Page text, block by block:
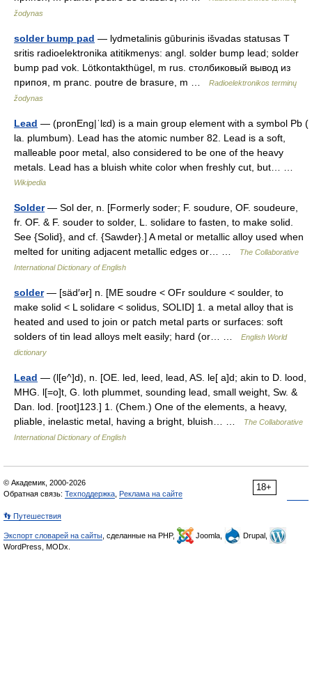
žodynas
solder bump pad — lydmetalinis gūburinis išvadas statusas T
sritis radioelektronika atitikmenys: angl. solder bump lead; solder
bump pad vok. Lötkontakthügel, m rus. столбиковый вывод из
припоя, m pranc. poutre de brasure, m …
Radioelektronikos terminų
žodynas
Lead — (pronEng|ˈlɛd) is a main group element with a symbol Pb (
la. plumbum). Lead has the atomic number 82. Lead is a soft,
malleable poor metal, also considered to be one of the heavy
metals. Lead has a bluish white color when freshly cut, but… …
Wikipedia
Solder— Sol der, n. [Formerly soder; F. soudure, OF. soudeure,
fr. OF. & F. souder to solder, L. solidare to fasten, to make solid.
See {Solid}, and cf. {Sawder}.] A metal or metallic alloy used when
melted for uniting adjacent metallic edges or… …
The Collaborative
International Dictionary of English
solder— [säd′ər] n. [ME soudre < OFr souldure < soulder, to
make solid < L solidare < solidus, SOLID] 1. a metal alloy that is
heated and used to join or patch metal parts or surfaces: soft
solders of tin lead alloys melt easily; hard (or… …
English World
dictionary
Lead — (l[e^]d), n. [OE. led, leed, lead, AS. le[ a]d; akin to D. lood,
MHG. l[=o]t, G. loth plummet, sounding lead, small weight, Sw. &
Dan. lod. [root]123.] 1. (Chem.) One of the elements, a heavy,
pliable, inelastic metal, having a bright, bluish… …
The Collaborative
International Dictionary of English
18+
© Академик, 2000-2026
Обратная связь: Техподдержка Реклама на сайте
👣 Путешествия
Экспорт словарей на сайты , сделанные на PHP, Joomla,
Drupal,
WordPress, MODx.